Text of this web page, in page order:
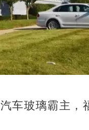
车玻璃霸主，